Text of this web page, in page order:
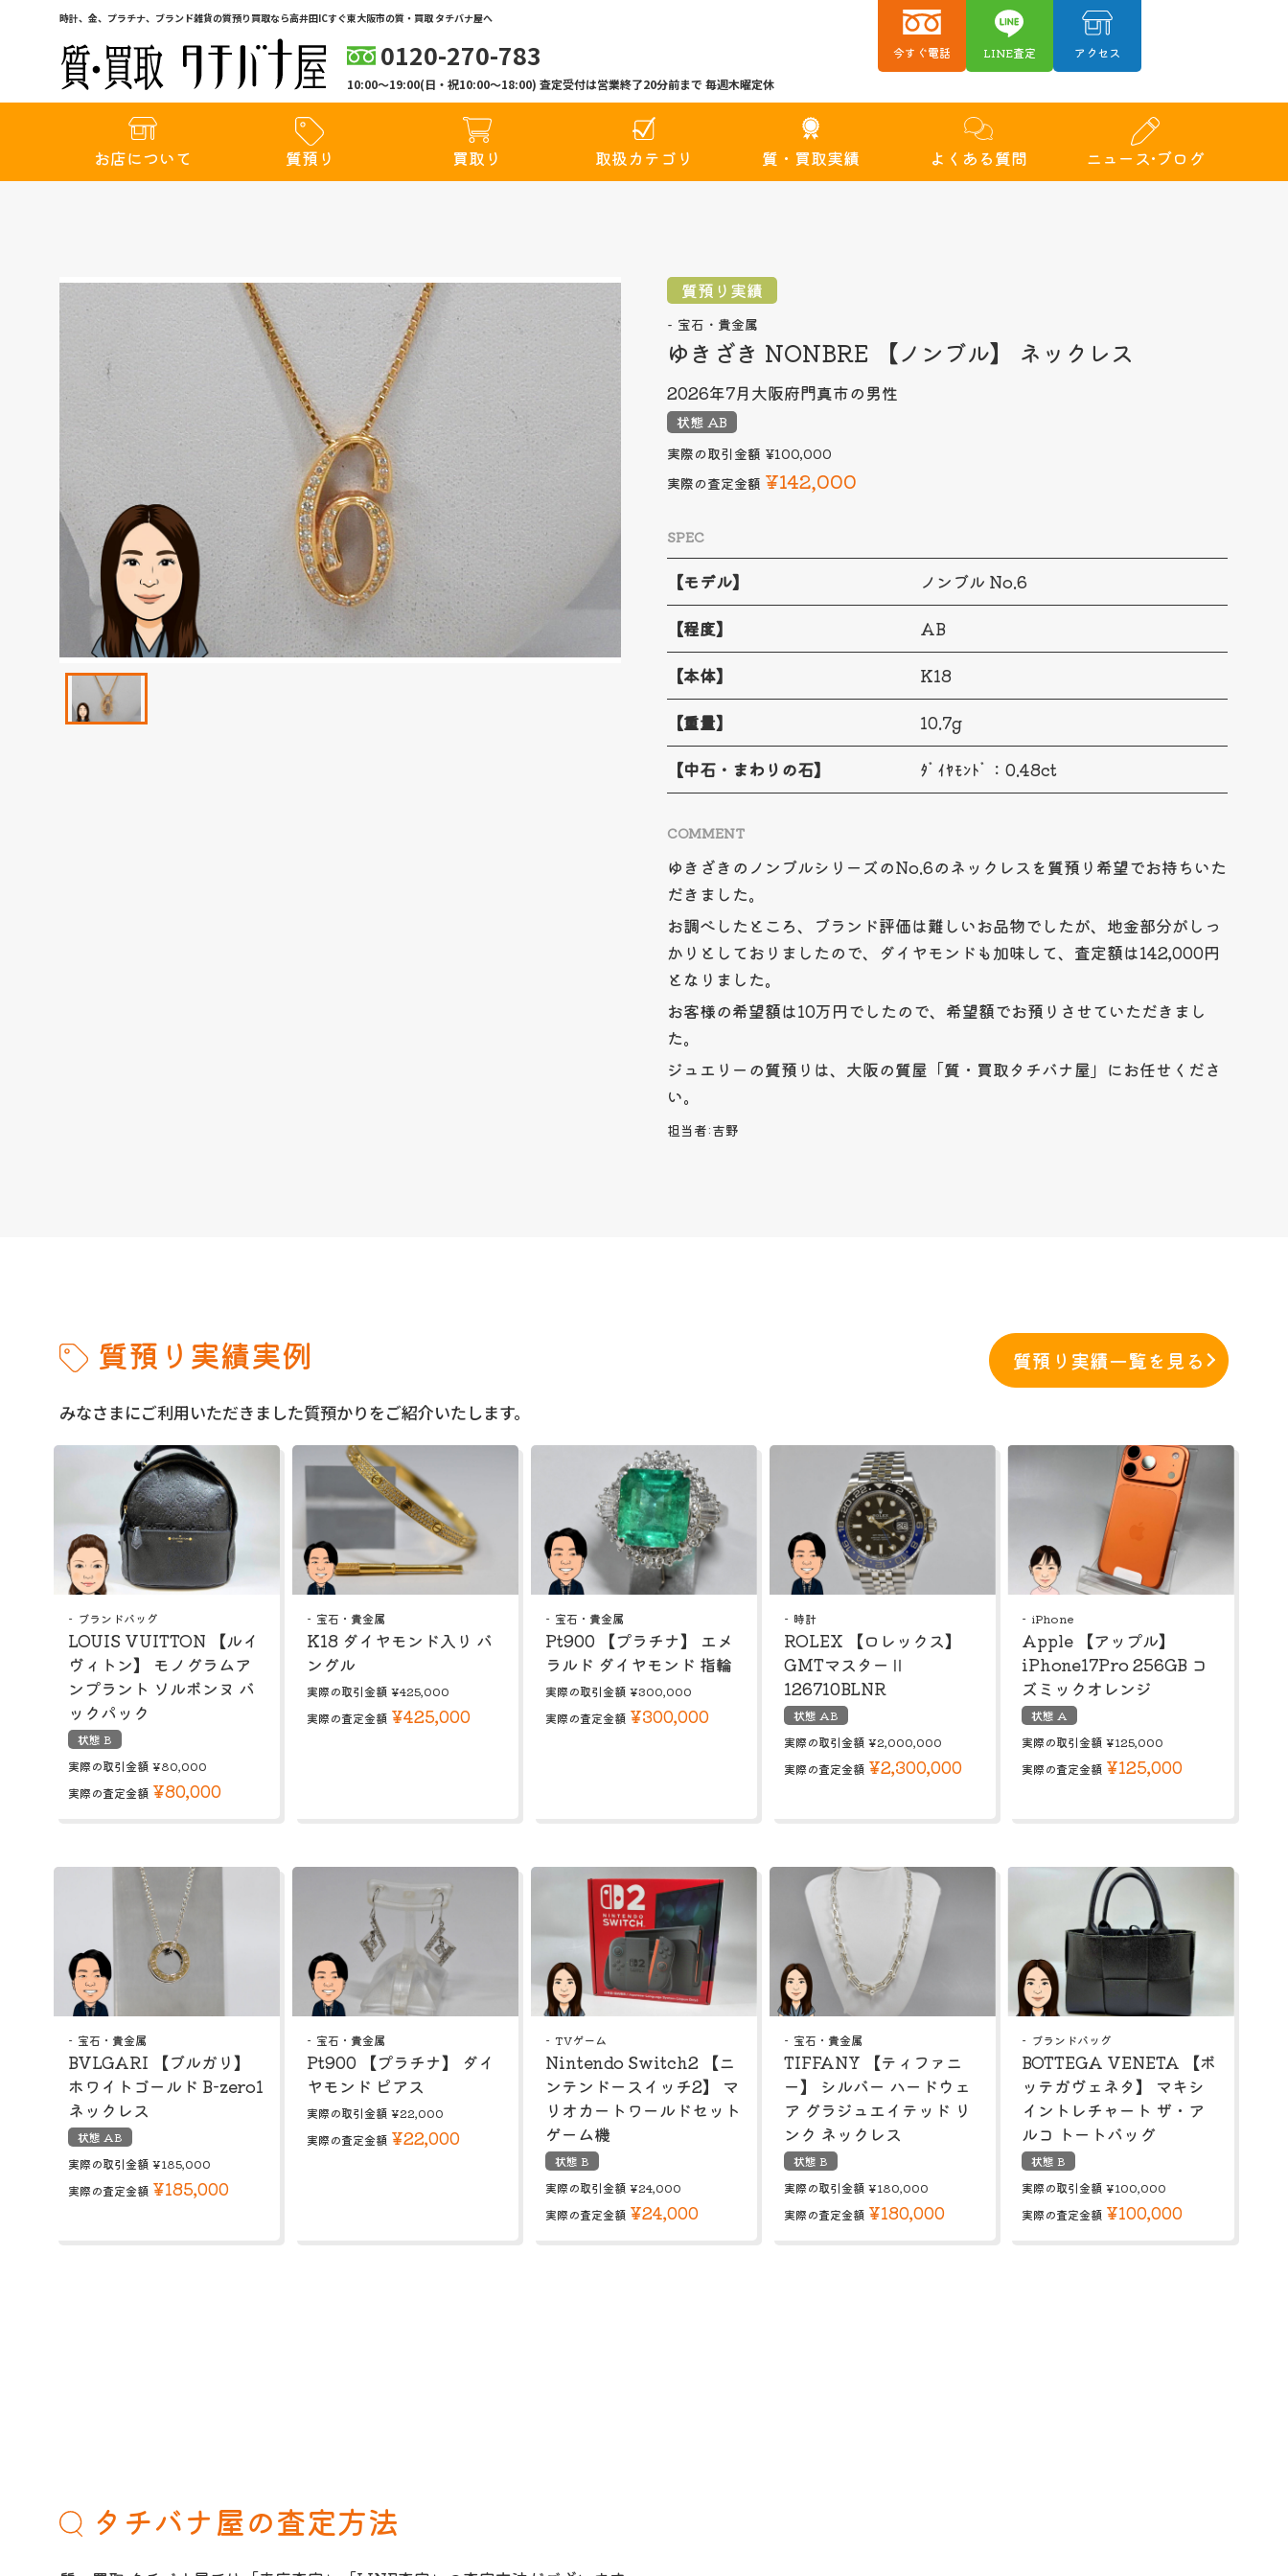
時計、金、プラチナ、ブランド雑貨の質預り買取なら高井田ICすぐ東大阪市の質・買取 タチバナ屋へ
0120-270-783
10:00〜19:00(日・祝10:00〜18:00) 査定受付は営業終了20分前まで 毎週木曜定休
今すぐ電話 LINE査定 アクセス
お店について 質預り 買取り 取扱カテゴリ 質・買取実績 よくある質問 ニュース•ブログ
質預り実績
宝石・貴金属
ゆきざき NONBRE 【ノンブル】 ネックレス
2026年7月 大阪府門真市の男性
状態 AB
実際の取引金額 ¥100,000
実際の査定金額 ¥142,000
SPEC
【モデル】
ノンブル No.6
【程度】
AB
【本体】
K18
【重量】
10.7g
【中石・まわりの石】
ﾀﾞｲﾔﾓﾝﾄﾞ：0.48ct
COMMENT
ゆきざきのノンブルシリーズのNo.6のネックレスを質預り希望でお持ちいた
だきました。
お調べしたところ、ブランド評価は難しいお品物でしたが、地金部分がしっ
かりとしておりましたので、ダイヤモンドも加味して、査定額は142,000円
となりました。
お客様の希望額は10万円でしたので、希望額でお預りさせていただきまし
た。
ジュエリーの質預りは、大阪の質屋「質・買取タチバナ屋」にお任せくださ
い。
担当者:吉野
質預り実績実例
みなさまにご利用いただきました質預かりをご紹介いたします。
ブランドバッグ
LOUIS VUITTON 【ルイ
ヴィトン】 モノグラムア
ンプラント ソルボンヌ バ
ックパック
状態 B
実際の取引金額 ¥80,000
実際の査定金額 ¥80,000
宝石・貴金属
K18 ダイヤモンド入り バ
ングル
実際の取引金額 ¥425,000
実際の査定金額 ¥425,000
宝石・貴金属
Pt900 【プラチナ】 エメ
ラルド ダイヤモンド 指輪
実際の取引金額 ¥300,000
実際の査定金額 ¥300,000
時計
ROLEX 【ロレックス】
GMTマスターⅡ
126710BLNR
状態 AB
実際の取引金額 ¥2,000,000
実際の査定金額 ¥2,300,000
iPhone
Apple 【アップル】
iPhone17Pro 256GB コ
ズミックオレンジ
状態 A
実際の取引金額 ¥125,000
実際の査定金額 ¥125,000
宝石・貴金属
BVLGARI 【ブルガリ】
ホワイトゴールド B-zero1
ネックレス
状態 AB
実際の取引金額 ¥185,000
実際の査定金額 ¥185,000
宝石・貴金属
Pt900 【プラチナ】 ダイ
ヤモンド ピアス
実際の取引金額 ¥22,000
実際の査定金額 ¥22,000
TVゲーム
Nintendo Switch2 【ニ
ンテンドースイッチ2】 マ
リオカートワールドセット
ゲーム機
状態 B
実際の取引金額 ¥24,000
実際の査定金額 ¥24,000
宝石・貴金属
TIFFANY 【ティファニ
ー】 シルバー ハードウェ
ア グラジュエイテッド リ
ンク ネックレス
状態 B
実際の取引金額 ¥180,000
実際の査定金額 ¥180,000
ブランドバッグ
BOTTEGA VENETA 【ボ
ッテガヴェネタ】 マキシ
イントレチャート ザ・ア
ルコ トートバッグ
状態 B
実際の取引金額 ¥100,000
実際の査定金額 ¥100,000
質預り実績一覧を見る
タチバナ屋の査定方法